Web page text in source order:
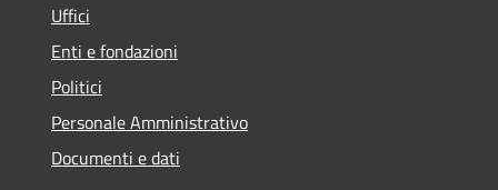
Uffici
Enti e fondazioni
Politici
Personale Amministrativo
Documenti e dati